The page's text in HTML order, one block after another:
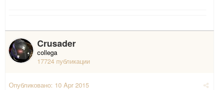
Crusader
collega
17724 публикации
Опубликовано: 10 Apr 2015